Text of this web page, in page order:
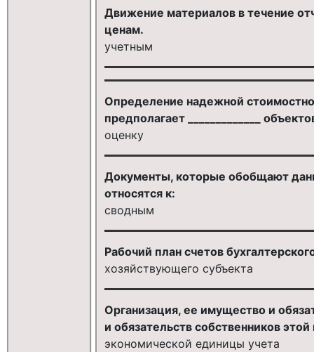
Движение материалов в течение
ценам.
учетным
Определение надежной
предполагает _____________
оценку
Документы, которые обобщают
относятся к:
сводным
Рабочий план счетов
хозяйствующего субъекта
Организация, ее имущество и
и обязательств собственников
экономической единицы учета